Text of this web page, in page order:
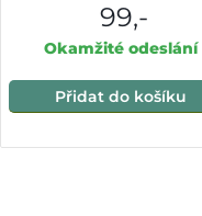
99,-
Okamžité odeslání
Přidat do košíku